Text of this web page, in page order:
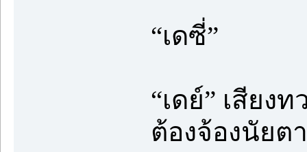
“เดซี่”
“เดย์” เสียง
ต้องจ้องนัยต